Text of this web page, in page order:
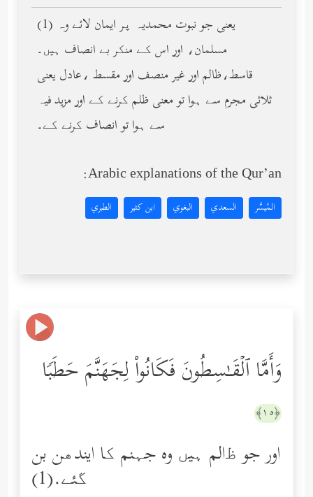
(1) یعنی جو نبوت محمدیہ پر ایمان لائے وہ
مسلمان، اور اس کے منکر بے انصاف ہیں۔
قاسط،ظالم اور غیر منصف اور مقسط ،عادل یعنی
ثلاثی مجرم سے ہوا تو معنی ظلم کرنے کے اور مزید فیہ
سے ہوا تو انصاف کرنے کے۔
Arabic explanations of the Qur’an:
المُيسَّر السعدي البغوي ابن كثير الطبري
وَأَمَّا ٱلۡقَـٰسِطُونَ فَكَانُواْ لِجَهَنَّمَ حَطَبࣰا
﴿١٥﴾
اور جو ﻇالم ہیں وه جہنم کا ایندھن بن
گئے.(1)